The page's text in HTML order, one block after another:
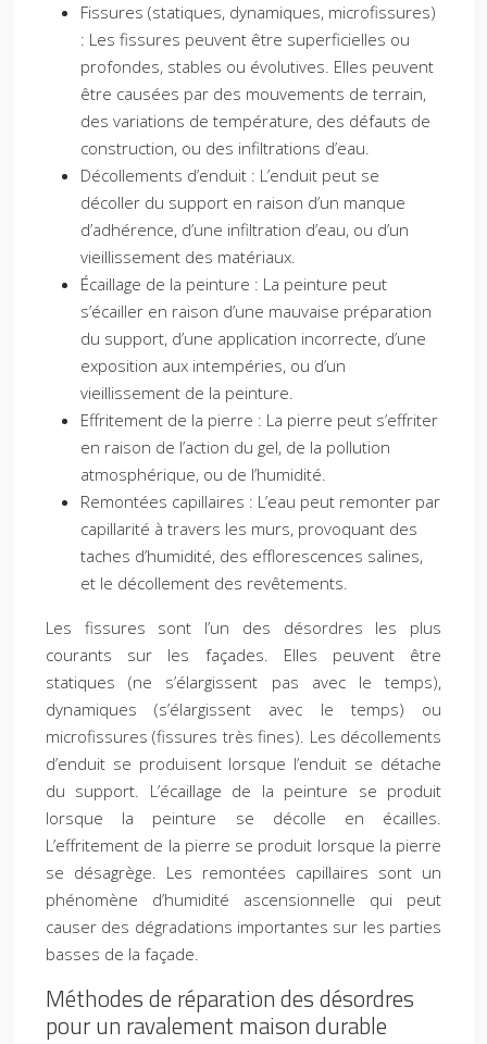
Fissures (statiques, dynamiques, microfissures)
: Les fissures peuvent être superficielles ou
profondes, stables ou évolutives. Elles peuvent
être causées par des mouvements de terrain,
des variations de température, des défauts de
construction, ou des infiltrations d’eau.
Décollements d’enduit : L’enduit peut se
décoller du support en raison d’un manque
d’adhérence, d’une infiltration d’eau, ou d’un
vieillissement des matériaux.
Écaillage de la peinture : La peinture peut
s’écailler en raison d’une mauvaise préparation
du support, d’une application incorrecte, d’une
exposition aux intempéries, ou d’un
vieillissement de la peinture.
Effritement de la pierre : La pierre peut s’effriter
en raison de l’action du gel, de la pollution
atmosphérique, ou de l’humidité.
Remontées capillaires : L’eau peut remonter par
capillarité à travers les murs, provoquant des
taches d’humidité, des efflorescences salines,
et le décollement des revêtements.
Les fissures sont l’un des désordres les plus
courants sur les façades. Elles peuvent être
statiques (ne s’élargissent pas avec le temps),
dynamiques (s’élargissent avec le temps) ou
microfissures (fissures très fines). Les décollements
d’enduit se produisent lorsque l’enduit se détache
du support. L’écaillage de la peinture se produit
lorsque la peinture se décolle en écailles.
L’effritement de la pierre se produit lorsque la pierre
se désagrège. Les remontées capillaires sont un
phénomène d’humidité ascensionnelle qui peut
causer des dégradations importantes sur les parties
basses de la façade.
Méthodes de réparation des désordres
pour un ravalement maison durable